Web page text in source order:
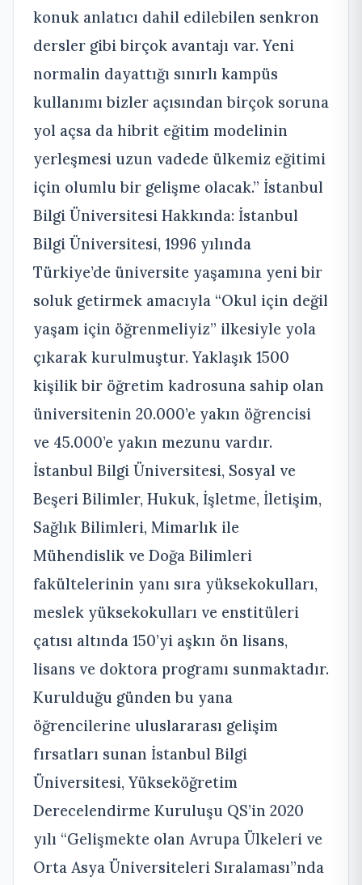
konuk anlatıcı dahil edilebilen senkron
dersler gibi birçok avantajı var. Yeni
normalin dayattığı sınırlı kampüs
kullanımı bizler açısından birçok soruna
yol açsa da hibrit eğitim modelinin
yerleşmesi uzun vadede ülkemiz eğitimi
için olumlu bir gelişme olacak.” İstanbul
Bilgi Üniversitesi Hakkında: İstanbul
Bilgi Üniversitesi, 1996 yılında
Türkiye’de üniversite yaşamına yeni bir
soluk getirmek amacıyla “Okul için değil
yaşam için öğrenmeliyiz” ilkesiyle yola
çıkarak kurulmuştur. Yaklaşık 1500
kişilik bir öğretim kadrosuna sahip olan
üniversitenin 20.000’e yakın öğrencisi
ve 45.000’e yakın mezunu vardır.
İstanbul Bilgi Üniversitesi, Sosyal ve
Beşeri Bilimler, Hukuk, İşletme, İletişim,
Sağlık Bilimleri, Mimarlık ile
Mühendislik ve Doğa Bilimleri
fakültelerinin yanı sıra yüksekokulları,
meslek yüksekokulları ve enstitüleri
çatısı altında 150’yi aşkın ön lisans,
lisans ve doktora programı sunmaktadır.
Kurulduğu günden bu yana
öğrencilerine uluslararası gelişim
fırsatları sunan İstanbul Bilgi
Üniversitesi, Yükseköğretim
Derecelendirme Kuruluşu QS’in 2020
yılı “Gelişmekte olan Avrupa Ülkeleri ve
Orta Asya Üniversiteleri Sıralaması”nda